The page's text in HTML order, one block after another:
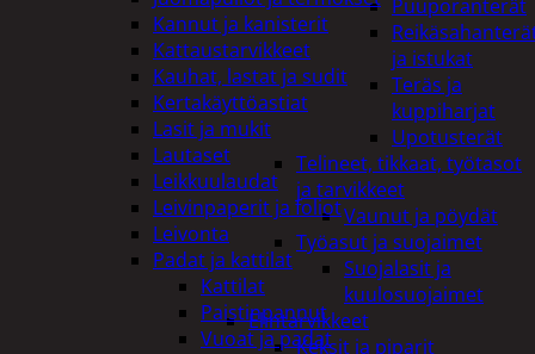
Puuporanterät
ja istukat
Teräs ja
kuppiharjat
Upotusterät
Telineet, tikkaat, työtasot
ja tarvikkeet
Vaunut ja pöydät
Työasut ja suojaimet
Suojalasit ja
kuulosuojaimet
Elintarvikkeet
Keksit ja piparit
Kannut ja kanisterit
Kattaustarvikkeet
Kauhat, lastat ja sudit
Kertakäyttöastiat
Lasit ja mukit
Lautaset
Leikkuulaudat
Leivinpaperit ja foliot
Leivonta
Padat ja kattilat
Kattilat
Paistinpannut
Vuoat ja padat